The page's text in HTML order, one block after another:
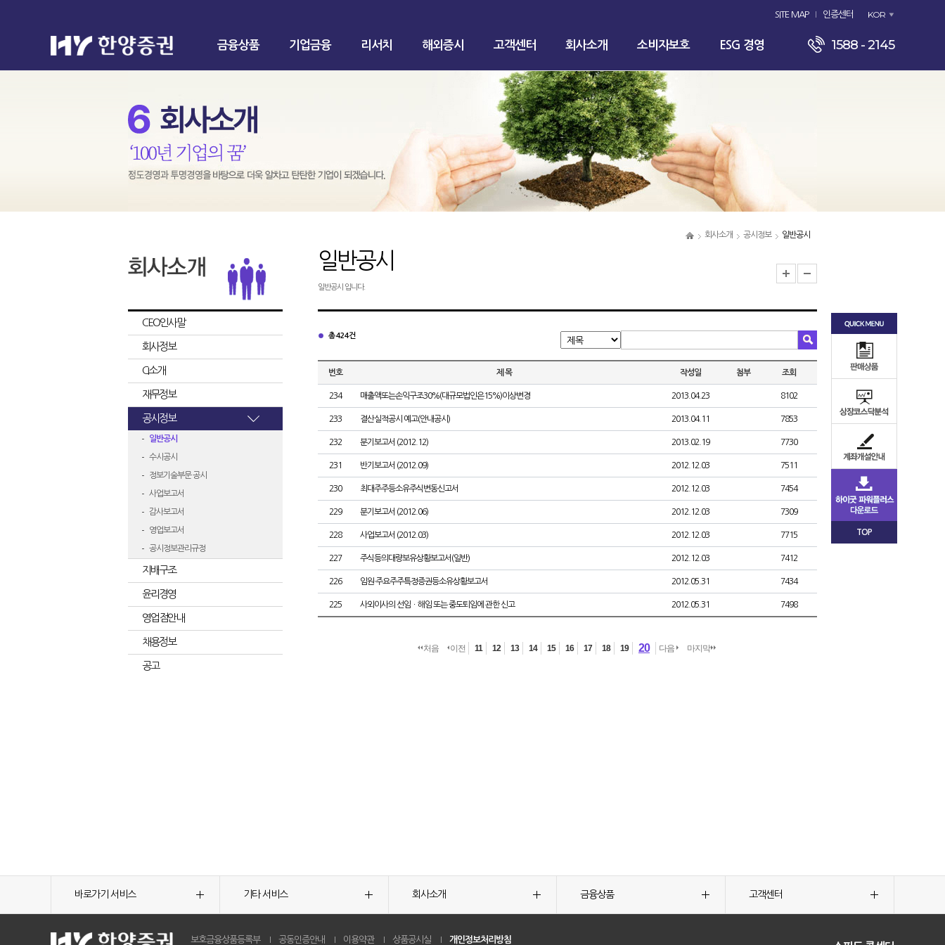
SITE MAP 인증센터 KOR
금융상품 기업금융 리서치 해외증시 고객센터 회사소개 소비자보호 ESG 경영 1588 - 2145
회사소개 공시정보 일반공시
CEO인사말
회사정보
CI소개
재무정보
공시정보
일반공시
수시공시
정보기술부문 공시
사업보고서
감사보고서
영업보고서
공시정보관리규정
지배구조
윤리경영
영업점안내
채용정보
공고
일반공시
일반공시 입니다.
총 424건
번호 제 목 작성일 첨부 조회
234 매출액또는손익구조30%(대규모법인은15%)이상변경 2013.04.23 8102
233 결산실적공시 예고(안내공시) 2013.04.11 7853
232 분기보고서 (2012.12) 2013.02.19 7730
231 반기보고서 (2012.09) 2012.12.03 7511
230 최대주주등소유주식변동신고서 2012.12.03 7454
229 분기보고서 (2012.06) 2012.12.03 7309
228 사업보고서 (2012.03) 2012.12.03 7715
227 주식등의대량보유상황보고서(일반) 2012.12.03 7412
226 임원·주요주주특정증권등소유상황보고서 2012.05.31 7434
225 사외이사의 선임ㆍ해임 또는 중도퇴임에 관한 신고 2012.05.31 7498
처음 이전 11 12 13 14 15 16 17 18 19 20 다음 마지막
TOP
바로가기 서비스 기타 서비스 회사소개 금융상품 고객센터
보호금융상품등록부 공동인증안내 이용약관 상품공시실 개인정보처리방침